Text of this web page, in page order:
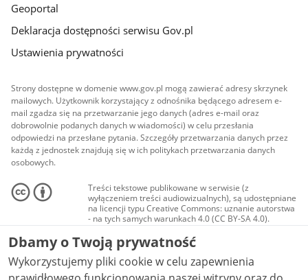
Geoportal
Deklaracja dostępności serwisu Gov.pl
Ustawienia prywatności
Strony dostępne w domenie www.gov.pl mogą zawierać adresy skrzynek
mailowych. Użytkownik korzystający z odnośnika będącego adresem e-
mail zgadza się na przetwarzanie jego danych (adres e-mail oraz
dobrowolnie podanych danych w wiadomości) w celu przesłania
odpowiedzi na przesłane pytania. Szczegóły przetwarzania danych przez
każdą z jednostek znajdują się w ich politykach przetwarzania danych
osobowych.
Treści tekstowe publikowane w serwisie (z
wyłączeniem treści audiowizualnych), są udostępniane
na licencji typu Creative Commons: uznanie autorstwa
- na tych samych warunkach 4.0 (CC BY-SA 4.0).
Materiały audiowizualne, w tym zdjęcia, materiały
audio i wideo, są udostępniane na licencji typu
Creative Commons: uznanie autorstwa użycie
niekomercyjne - bez utworów zależnych 4.0 (CC BY-
NC-ND 4.0), o ile nie jest to stwierdzone inaczej.
Dbamy o Twoją prywatność
Wykorzystujemy pliki cookie w celu zapewnienia